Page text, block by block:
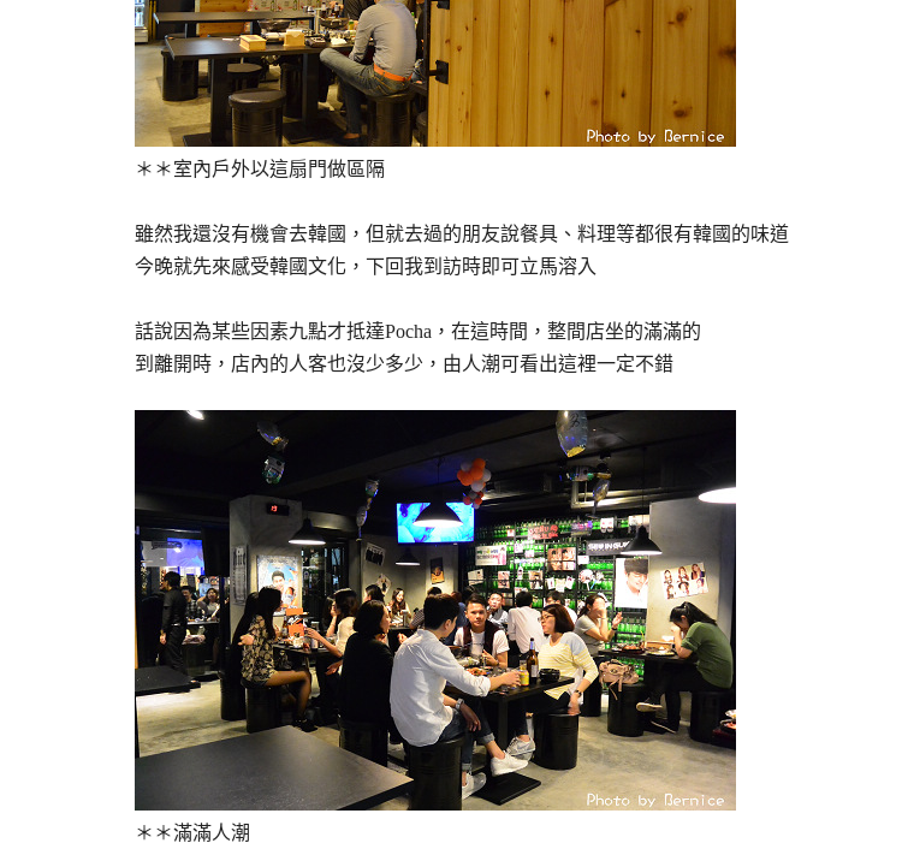
＊＊室內戶外以這扇門做區隔
雖然我還沒有機會去韓國，但就去過的朋友說餐具、料理等都很有韓國的味道
今晚就先來感受韓國文化，下回我到訪時即可立馬溶入
話說因為某些因素九點才抵達Pocha，在這時間，整間店坐的滿滿的
到離開時，店內的人客也沒少多少，由人潮可看出這裡一定不錯
＊＊滿滿人潮